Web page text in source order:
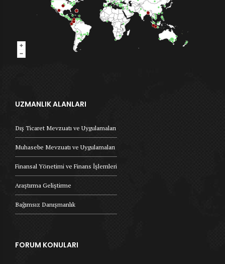
UZMANLIK ALANLARI
Dış Ticaret Mevzuatı ve Uygulamaları
Muhasebe Mevzuatı ve Uygulamaları
Finansal Yönetimi ve Finans İşlemleri
Araştırma Geliştirme
Bağımsız Danışmanlık
FORUM KONULARI